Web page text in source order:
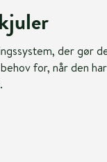
der gør
for, når den